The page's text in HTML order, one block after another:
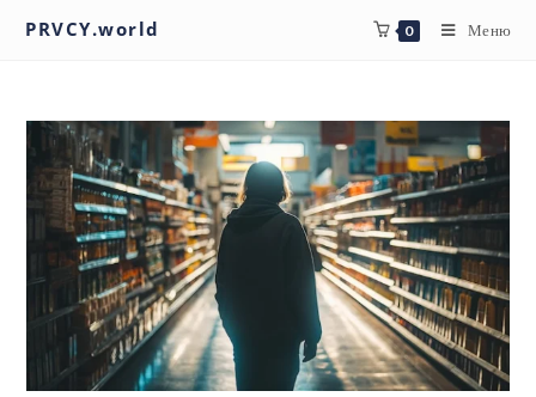
PRVCY.world 0 Меню